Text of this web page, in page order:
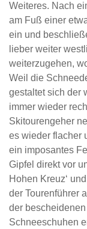
Weiteres. Nach
am Fuß einer
ein und
lieber weiter
weiterzugehen,
Weil die
gestaltet sich der
immer wieder
Skitourengeher
es wieder flacher
ein imposantes
Gipfel direkt vor
Hohen Kreuz‘
der Tourenführer
der
Schneeschuhen